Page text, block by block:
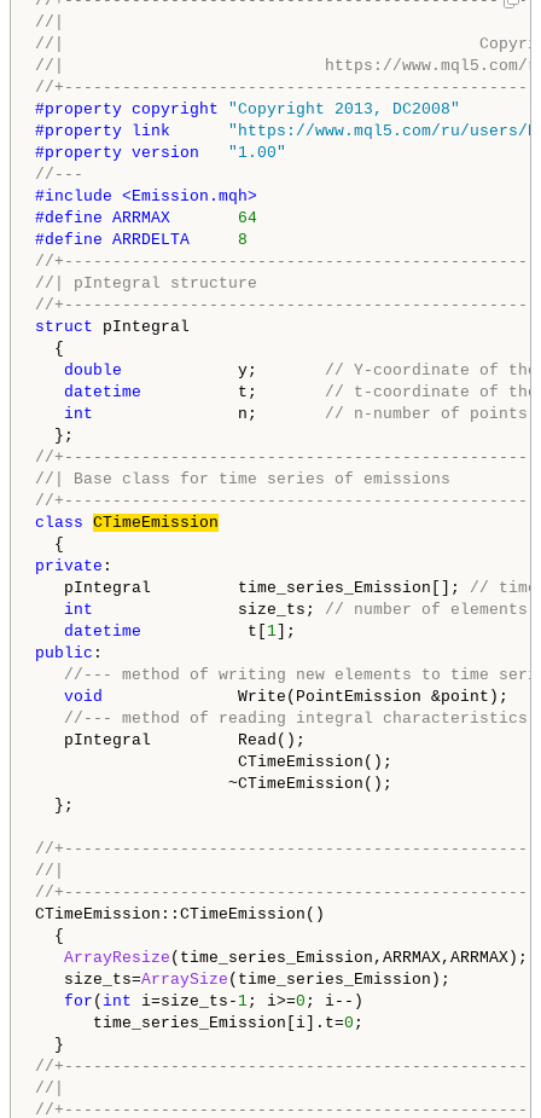
//|
//|
//|                           https://www.mql5.com/
//
#property copyright "Copyright 2013, DC2008"
#property link "https://www.mql5.com/ru/users/
#property version "1.00"
//---
#include <Emission.mqh>
#define ARRMAX 64
#define ARRDELTA 8
//
//| pIntegral structure
//
struct pIntegral
{
double y; // Y-coordinate of
datetime t; // t-coordinate of
int n; // n-number of points
//
//| Base class for time series of emissions
//
class CTimeEmission
private :
pIntegral         time_series_Emission[]; // time
int size_ts; // number of
datetime t[ 1
public :
//--- method of writing new elements to time
void
Write(PointEmission &point);
//--- method of reading integral characteristics
pIntegral         Read();
CTimeEmission();
~CTimeEmission();
};
//
//|
//
CTimeEmission::CTimeEmission()
{
ArrayResize (time_series_Emission,ARRMAX,ARRMAX);
size_ts=ArraySize (time_series_Emission);
for ( int i=size_ts- 1; i>=0 ; i--)
time_series_Emission[i].t=0 ;
//
//|
//